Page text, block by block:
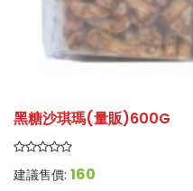
黑糖沙琪瑪(量販)600G
建議售價: 160